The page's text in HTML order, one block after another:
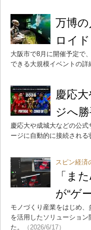
万博
ロイ
大阪市で8月に開催予定で
できる大規模イベントの詳
慶応
ジへ
慶応大や成城大などの公
ージに自動的に接続される
スピン経済
「ま
が“ゲ
モノづくり産業をはじめ
を活用したソリューショ
た。
（2026/6/17）